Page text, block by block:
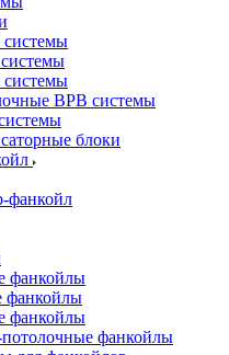
ВРВ системы
блоки
фанкойл
фанкойлы
фанкойлы
фанкойлы
фанкойлы